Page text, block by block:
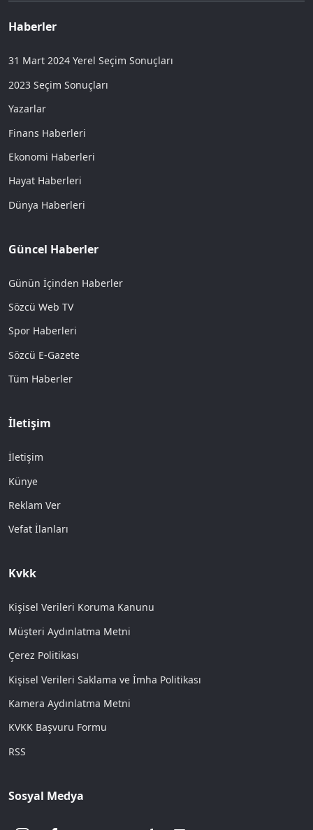
Haberler
31 Mart 2024 Yerel Seçim Sonuçları
2023 Seçim Sonuçları
Yazarlar
Finans Haberleri
Ekonomi Haberleri
Hayat Haberleri
Dünya Haberleri
Güncel Haberler
Günün İçinden Haberler
Sözcü Web TV
Spor Haberleri
Sözcü E-Gazete
Tüm Haberler
İletişim
İletişim
Künye
Reklam Ver
Vefat İlanları
Kvkk
Kişisel Verileri Koruma Kanunu
Müşteri Aydınlatma Metni
Çerez Politikası
Kişisel Verileri Saklama ve İmha Politikası
Kamera Aydınlatma Metni
KVKK Başvuru Formu
RSS
Sosyal Medya